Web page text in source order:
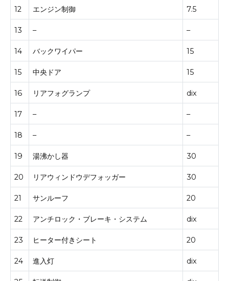
12 エンジン制御 7.5
13 – –
14 バックワイパー 15
15 中央ドア 15
16 リアフォグランプ dix
17 – –
18 – –
19 湯沸かし器 30
20 リアウィンドウデフォッガー 30
21 サンルーフ 20
22 アンチロック・ブレーキ・システム dix
23 ヒーター付きシート 20
24 進入灯 dix